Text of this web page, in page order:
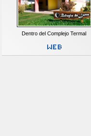
Dentro del Complejo Termal